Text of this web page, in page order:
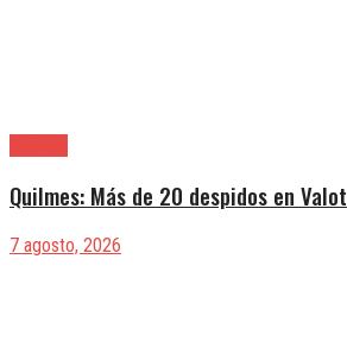
Quilmes: Más de 20 despidos en Valot
7 agosto, 2026